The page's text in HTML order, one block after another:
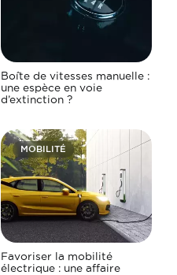
Boîte de vitesses manuelle :
une espèce en voie
d’extinction ?
MOBILITÉ
Favoriser la mobilité
électrique : une affaire